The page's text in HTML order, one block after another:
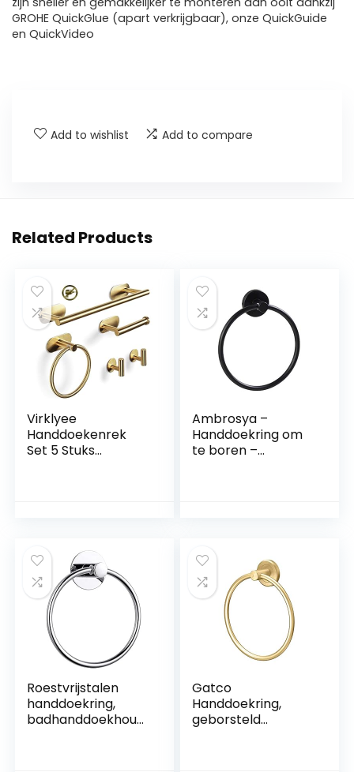
GROHE QuickGlue (apart verkrijgbaar), onze QuickGuide
en QuickVideo
Add to wishlist Add to compare
Related Products
Virklyee
Handdoekenrek
Set 5 Stuks
Geen Boren Nodig
Wandmontage
Zelfklevend
Badkameraccessoi
res (Goud)
Ambrosya –
Handdoekring om
te boren –
staal (zwart))
Roestvrijstalen
handdoekring,
badhanddoekhoud
Gatco
Handdoekring,
geborsteld